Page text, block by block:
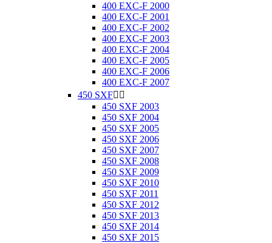
400 EXC-F 2000
400 EXC-F 2001
400 EXC-F 2002
400 EXC-F 2003
400 EXC-F 2004
400 EXC-F 2005
400 EXC-F 2006
400 EXC-F 2007
450 SXF 
450 SXF 2003
450 SXF 2004
450 SXF 2005
450 SXF 2006
450 SXF 2007
450 SXF 2008
450 SXF 2009
450 SXF 2010
450 SXF 2011
450 SXF 2012
450 SXF 2013
450 SXF 2014
450 SXF 2015